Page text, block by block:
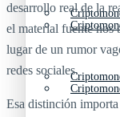
desarrollo real de la
el material fuente nos
lugar de un rumor
redes sociales.
Esa distinción